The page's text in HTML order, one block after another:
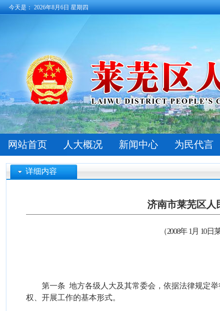
今天是： 2026年8月6日 星期四
网站首页 人大概况 新闻中心 为民代言
详细内容
济南市莱芜区人
（2008年 1月 10
第一条 地方各级人大及其常委会，依据法律规定
权、开展工作的基本形式。